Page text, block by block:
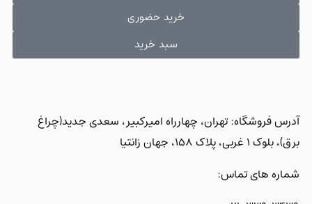
خرید حضوری
سبد خرید
آدرس فروشگاه: تهران، چهارراه امیرکبیر، سعدی جدید(چراغ
برق)، بلوک 1 غربی، پلاک 158، جهان زانتیا
شماره های تماس: